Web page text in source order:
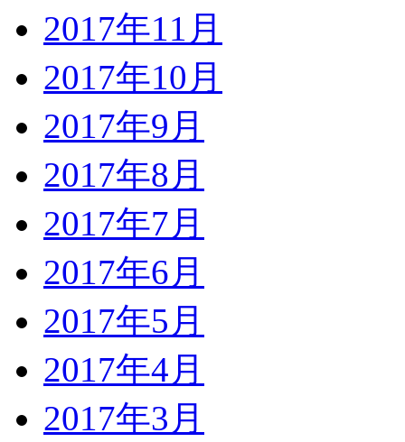
2017年11月
2017年10月
2017年9月
2017年8月
2017年7月
2017年6月
2017年5月
2017年4月
2017年3月